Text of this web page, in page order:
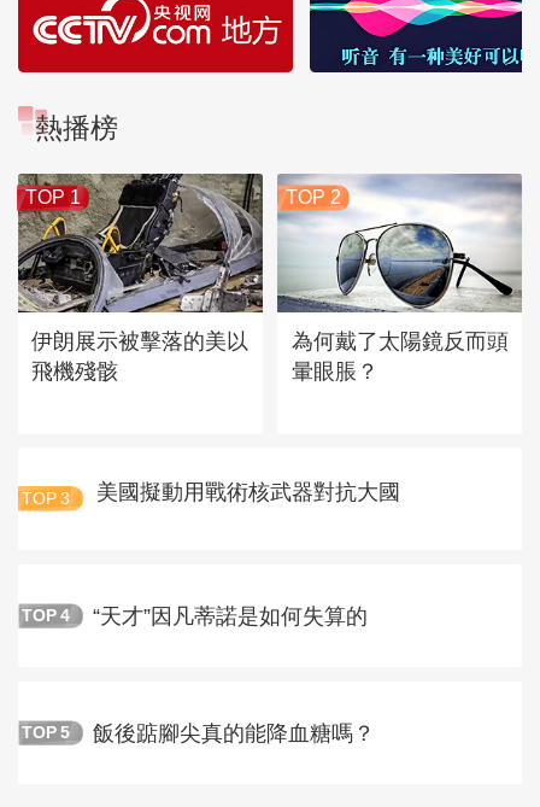
熱播榜
TOP 1
伊朗展示被擊落的美以
飛機殘骸
TOP 2
為何戴了太陽鏡反而頭
暈眼脹？
TOP 3 美國擬動用戰術核武器對抗大國
TOP 4 “天才”因凡蒂諾是如何失算的
TOP 5 飯後踮腳尖真的能降血糖嗎？